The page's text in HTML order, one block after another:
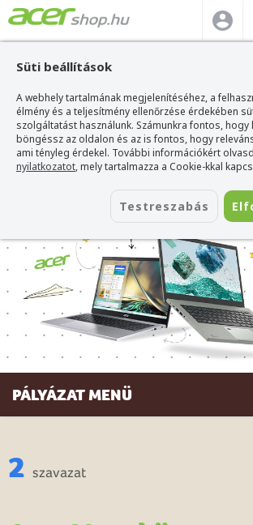
Süti beállítások
A webhely tartalmának megjelenítéséhez, a
élmény és a teljesítmény ellenőrzése érdekében
szolgáltatást használunk. Számunkra fontos, hogy
böngéssz az oldalon és az is fontos, hogy
ami tényleg érdekel. További információkért
nyilatkozatot, mely tartalmazza a Cookie-kkal
Testreszabás
PÁLYÁZAT MENÜ
2 szavazat